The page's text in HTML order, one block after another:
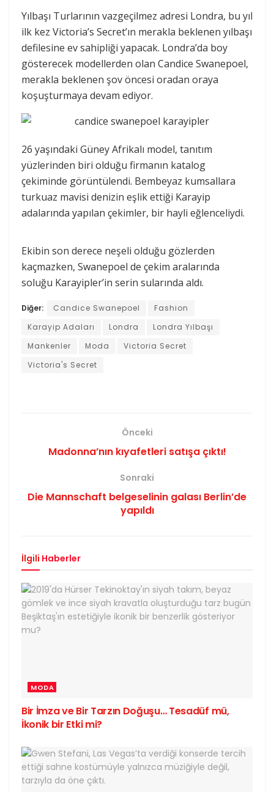
Yılbaşı Turlarının vazgeçilmez adresi Londra, bu yıl
ilk kez Victoria’s Secret’ın merakla beklenen yılbaşı
defilesine ev sahipliği yapacak. Londra’da boy
gösterecek modellerden olan Candice Swanepoel,
merakla beklenen şov öncesi oradan oraya
koşuşturmaya devam ediyor.
26 yaşındaki Güney Afrikalı model, tanıtım
yüzlerinden biri olduğu firmanın katalog
çekiminde görüntülendi. Bembeyaz kumsallara
turkuaz mavisi denizin eşlik ettiği Karayip
adalarında yapılan çekimler, bir hayli eğlenceliydi.
Ekibin son derece neşeli olduğu gözlerden
kaçmazken, Swanepoel de çekim aralarında
soluğu Karayipler’in serin sularında aldı.
Diğer: Candice Swanepoel
Fashion
Karayip Adaları
Londra
Londra Yılbaşı
Mankenler
Moda
Victoria Secret
Victoria's Secret
Önceki
Madonna’nın kıyafetleri satışa çıktı!
Sonraki
Die Mannschaft belgeselinin galası Berlin’de
yapıldı
İlgili Haberler
MODA
Bir İmza ve Bir Tarzın Doğuşu… Tesadüf mü,
İkonik bir Etki mi?